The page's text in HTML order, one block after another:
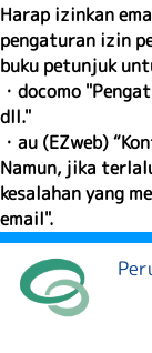
Harap izinkan
pengaturan izin
buku petunjuk
・docomo
dll."
・au (EZweb)
Namun, jika
kesalahan yang
email".